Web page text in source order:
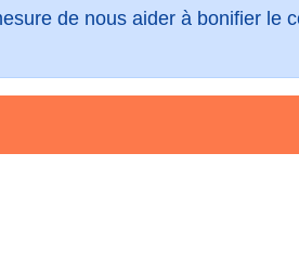
de nous aider à bonifier le